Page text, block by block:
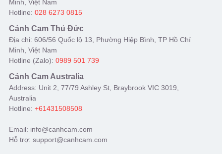
Minh, Việt Nam
Hotline: 028 6273 0815
Cánh Cam Thủ Đức
Địa chỉ: 606/56 Quốc lộ 13, Phường Hiệp Bình, TP Hồ Chí
Minh, Việt Nam
Hotline (Zalo): 0989 501 739
Cánh Cam Australia
Address: Unit 2, 77/79 Ashley St, Braybrook VIC 3019,
Australia
Hotline: +61431508508
Email: info@canhcam.com
Hỗ trợ: support@canhcam.com